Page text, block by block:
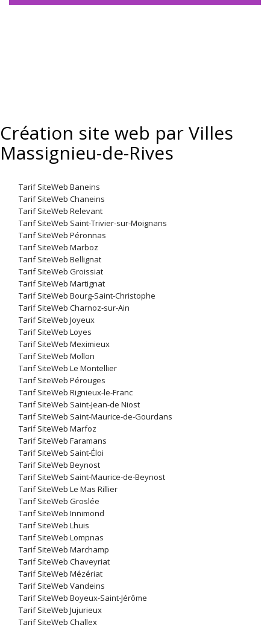
Création site web par Villes
Massignieu-de-Rives
Tarif SiteWeb Baneins
Tarif SiteWeb Chaneins
Tarif SiteWeb Relevant
Tarif SiteWeb Saint-Trivier-sur-Moignans
Tarif SiteWeb Péronnas
Tarif SiteWeb Marboz
Tarif SiteWeb Bellignat
Tarif SiteWeb Groissiat
Tarif SiteWeb Martignat
Tarif SiteWeb Bourg-Saint-Christophe
Tarif SiteWeb Charnoz-sur-Ain
Tarif SiteWeb Joyeux
Tarif SiteWeb Loyes
Tarif SiteWeb Meximieux
Tarif SiteWeb Mollon
Tarif SiteWeb Le Montellier
Tarif SiteWeb Pérouges
Tarif SiteWeb Rignieux-le-Franc
Tarif SiteWeb Saint-Jean-de Niost
Tarif SiteWeb Saint-Maurice-de-Gourdans
Tarif SiteWeb Marfoz
Tarif SiteWeb Faramans
Tarif SiteWeb Saint-Éloi
Tarif SiteWeb Beynost
Tarif SiteWeb Saint-Maurice-de-Beynost
Tarif SiteWeb Le Mas Rillier
Tarif SiteWeb Groslée
Tarif SiteWeb Innimond
Tarif SiteWeb Lhuis
Tarif SiteWeb Lompnas
Tarif SiteWeb Marchamp
Tarif SiteWeb Chaveyriat
Tarif SiteWeb Mézériat
Tarif SiteWeb Vandeins
Tarif SiteWeb Boyeux-Saint-Jérôme
Tarif SiteWeb Jujurieux
Tarif SiteWeb Challex